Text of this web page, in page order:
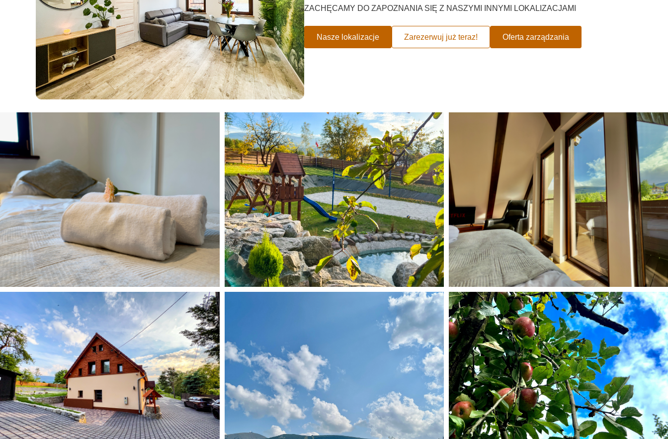
ZACHĘCAMY DO ZAPOZNANIA SIĘ Z NASZYMI INNYMI LOKALIZACJAMI
Nasze lokalizacje Zarezerwuj już teraz! Oferta zarządzania